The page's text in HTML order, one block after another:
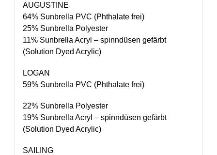
AUGUSTINE
64% Sunbrella PVC (Phthalate frei)
25% Sunbrella Polyester
11% Sunbrella Acryl – spinndüsen gefärbt
(Solution Dyed Acrylic)
LOGAN
59% Sunbrella PVC (Phthalate frei)
22% Sunbrella Polyester
19% Sunbrella Acryl – spinndüsen gefärbt
(Solution Dyed Acrylic)
SAILING